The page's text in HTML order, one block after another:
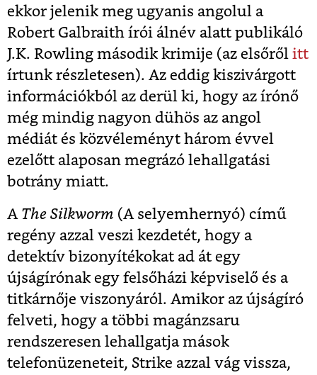
ekkor jelenik meg ugyanis angolul a
Robert Galbraith írói álnév alatt publikáló
J.K. Rowling második krimije (az elsőről itt
írtunk részletesen). Az eddig kiszivárgott
információkból az derül ki, hogy az írónő
még mindig nagyon dühös az angol
médiát és közvéleményt három évvel
ezelőtt alaposan megrázó lehallgatási
botrány miatt.
A The Silkworm (A selyemhernyó) című
regény azzal veszi kezdetét, hogy a
detektív bizonyítékokat ad át egy
újságírónak egy felsőházi képviselő és a
titkárnője viszonyáról. Amikor az újságíró
felveti, hogy a többi magánzsaru
rendszeresen lehallgatja mások
telefonüzeneteit, Strike azzal vág vissza,